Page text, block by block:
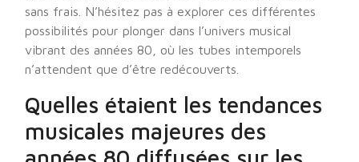
sans frais. N’hésitez pas à explorer ces différentes
possibilités pour plonger dans l’univers musical
vibrant des années 80, où les tubes intemporels
n’attendent que d’être redécouverts.
Quelles étaient les tendances
musicales majeures des